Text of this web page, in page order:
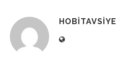
HOBITAVSIYE